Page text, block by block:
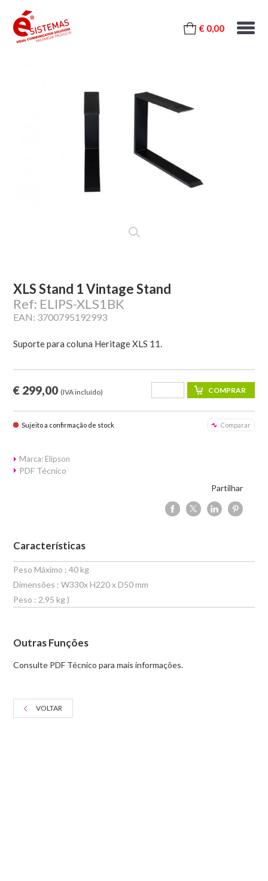
€ 0,00
XLS Stand 1 Vintage Stand
Ref: ELIPS-XLS1BK
EAN: 3700795192993
Suporte para coluna Heritage XLS 11.
€ 299,00 (IVA incluído)
Sujeito a confirmação de stock Comparar
Marca: Elipson
PDF Técnico
Partilhar
Características
Peso Máximo : 40 kg
Dimensões : W330x H220 x D50 mm
Peso : 2,95 kg )
Outras Funções
Consulte PDF Técnico para mais informações.
VOLTAR